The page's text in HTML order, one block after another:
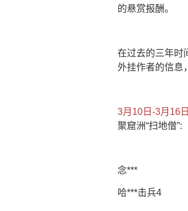
的悬赏报酬。
在过去的三年时
外挂作者的信息
3月10日-3月16日
聚窟洲“扫地僧”:
念***
哈***击兵4